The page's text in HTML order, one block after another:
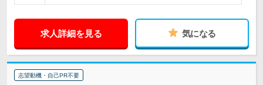
求人詳細を見る 気になる
志望動機・自己PR不要